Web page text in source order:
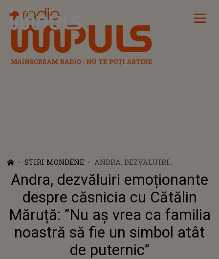
Radio Impuls
STIRI MONDENE
ANDRA, DEZVĂLUIRI
EMOȚIONANTE DESPRE
CĂSNICIA CU CĂTĂLIN
MĂRUȚĂ: ”NU AȘ VREA CA
FAMILIA NOASTRĂ SĂ FIE UN
SIMBOL ATÂT DE PUTERNIC”
Andra, dezvăluiri emoționante
despre căsnicia cu Cătălin
Măruță: ”Nu aș vrea ca familia
noastră să fie un simbol atât
de puternic”